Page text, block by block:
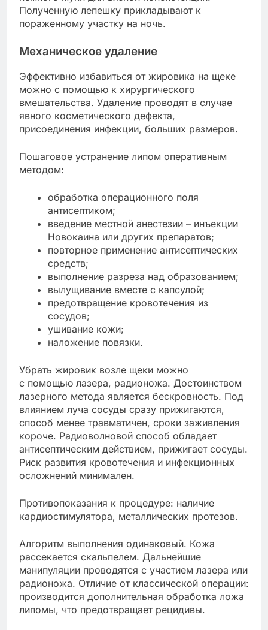
Полученную лепешку прикладывают к
пораженному участку на ночь.
Механическое удаление
Эффективно избавиться от жировика на щеке
можно с помощью к хирургического
вмешательства. Удаление проводят в случае
явного косметического дефекта,
присоединения инфекции, больших размеров.
Пошаговое устранение липом оперативным
методом:
обработка операционного поля
антисептиком;
введение местной анестезии – инъекции
Новокаина или других препаратов;
повторное применение антисептических
средств;
выполнение разреза над образованием;
вылущивание вместе с капсулой;
предотвращение кровотечения из
сосудов;
ушивание кожи;
наложение повязки.
Убрать жировик возле щеки можно
с помощью лазера, радионожа. Достоинством
лазерного метода является бескровность. Под
влиянием луча сосуды сразу прижигаются,
способ менее травматичен, сроки заживления
короче. Радиоволновой способ обладает
антисептическим действием, прижигает сосуды.
Риск развития кровотечения и инфекционных
осложнений минимален.
Противопоказания к процедуре: наличие
кардиостимулятора, металлических протезов.
Алгоритм выполнения одинаковый. Кожа
рассекается скальпелем. Дальнейшие
манипуляции проводятся с участием лазера или
радионожа. Отличие от классической операции:
производится дополнительная обработка ложа
липомы, что предотвращает рецидивы.